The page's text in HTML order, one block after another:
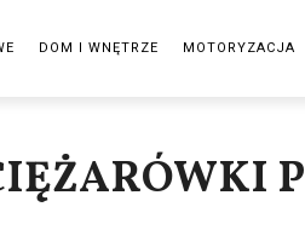
DOM I WNĘTRZE MOTORYZACJA